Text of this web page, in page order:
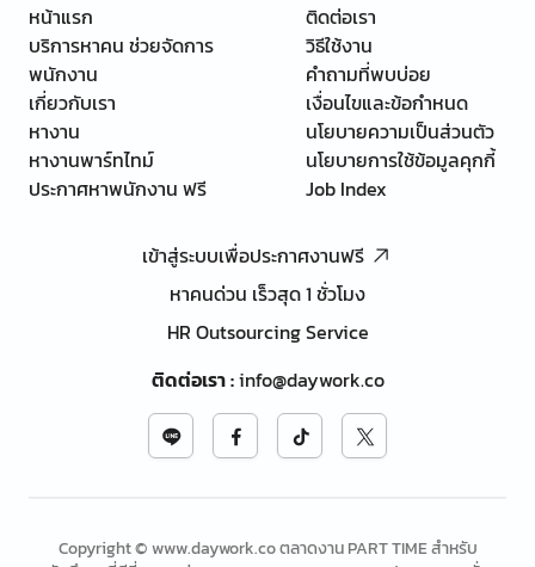
หน้าแรก
บริการหาคน ช่วยจัดการ
พนักงาน
เกี่ยวกับเรา
หางาน
หางานพาร์ทไทม์
ประกาศหาพนักงาน ฟรี
ติดต่อเรา
วิธีใช้งาน
คำถามที่พบบ่อย
เงื่อนไขและข้อกำหนด
นโยบายความเป็นส่วนตัว
นโยบายการใช้ข้อมูลคุกกี้
Job Index
เข้าสู่ระบบเพื่อประกาศงานฟรี
หาคนด่วน เร็วสุด 1 ชั่วโมง
HR Outsourcing Service
ติดต่อเรา:info@daywork.co
Copyright © www.daywork.co ตลาดงาน PART TIME สำหรับ